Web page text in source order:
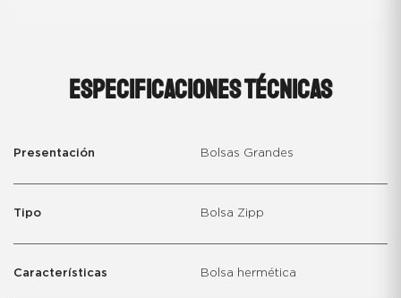
ESPECIFICACIONES TÉCNICAS
Presentación Bolsas Grandes
Tipo Bolsa Zipp
Características Bolsa hermética